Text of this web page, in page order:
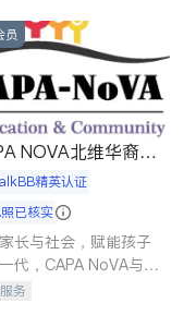
员
NOVA北维华裔家
精英认证
已核实
长与社会，赋能孩子
代，CAPA NoVA与您
设包容、公平、充满
务